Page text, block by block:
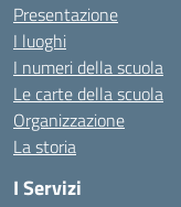
Presentazione
I luoghi
I numeri della scuola
Le carte della scuola
Organizzazione
La storia
I Servizi